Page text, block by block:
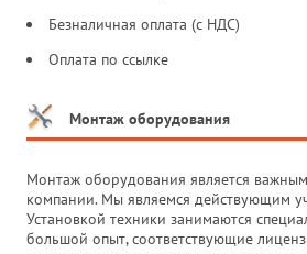
Безналичная оплата (с НДС)
Оплата по ссылке
Монтаж оборудования
Монтаж оборудования является
компании. Мы являемся действующим
Установкой техники занимаются
большой опыт, соответствующие